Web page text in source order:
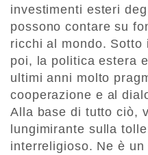
investimenti esteri
possono contare su
ricchi al mondo. Sotto
poi, la politica estera
ultimi anni molto
cooperazione e al
Alla base di tutto ciò,
lungimirante sulla
interreligioso. Ne è